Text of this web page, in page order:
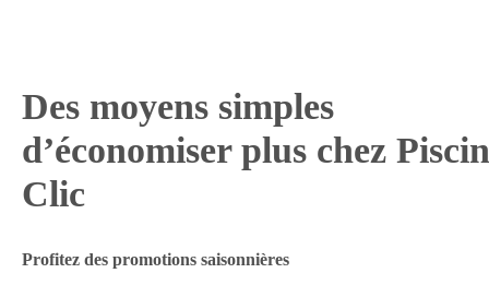
Des moyens simples
d’économiser plus chez
Clic
Profitez des promotions saisonnières